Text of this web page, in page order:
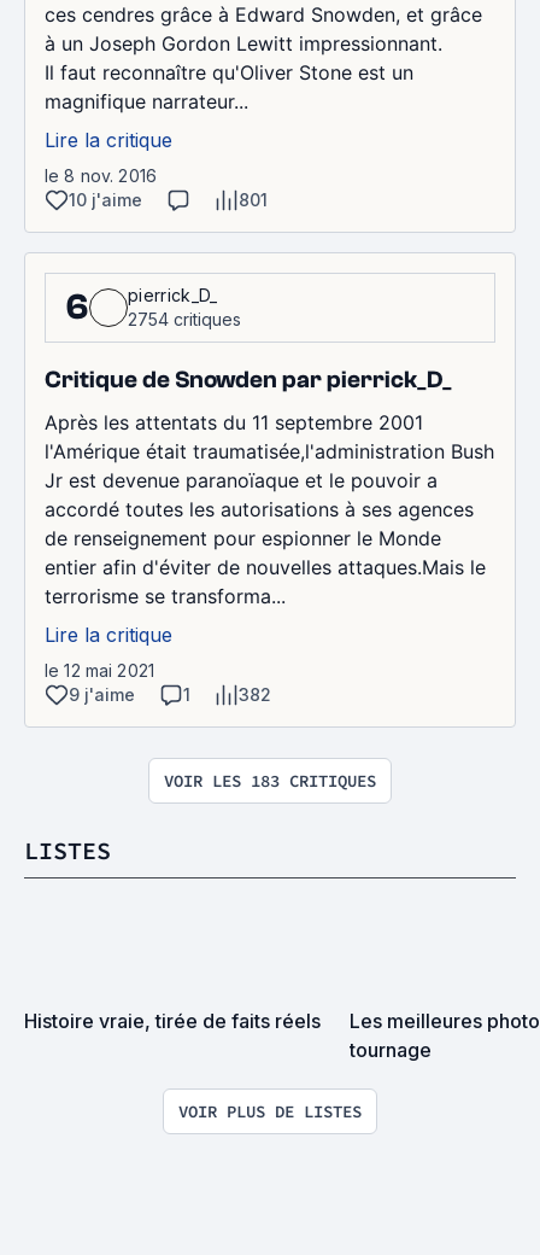
ces cendres grâce à Edward Snowden, et grâce
à un Joseph Gordon Lewitt impressionnant.
Il faut reconnaître qu'Oliver Stone est un
magnifique narrateur...
Lire la critique
le 8 nov. 2016
10 j'aime
801
6
pierrick_D_
2754 critiques
Critique de Snowden par pierrick_D_
Après les attentats du 11 septembre 2001
l'Amérique était traumatisée,l'administration Bush
Jr est devenue paranoïaque et le pouvoir a
accordé toutes les autorisations à ses agences
de renseignement pour espionner le Monde
entier afin d'éviter de nouvelles attaques.Mais le
terrorisme se transforma...
Lire la critique
le 12 mai 2021
9 j'aime
1 382
VOIR LES 183 CRITIQUES
LISTES
Histoire vraie, tirée de faits réels
Les meilleures
tournage
VOIR PLUS DE LISTES